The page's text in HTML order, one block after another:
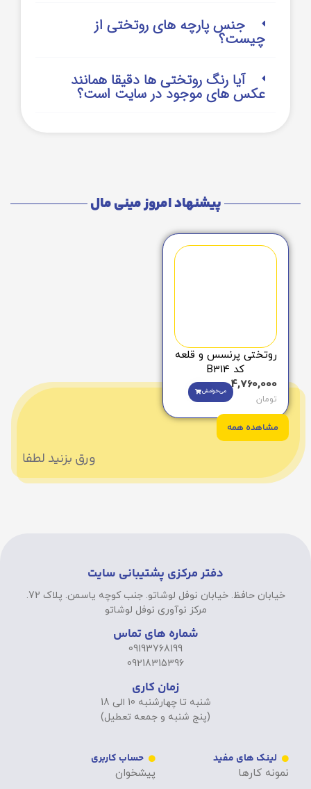
جنس پارچه های روتختی از
چیست؟
آیا رنگ روتختی ها دقیقا همانند
عکس های موجود در سایت است؟
پیشنهاد امروز مینی مال
روتختی پرنسس و قلعه
کد B314
4,760,000
تومان
می‌خوامش
مشاهده همه
ورق بزنید لطفا
دفتر مرکزی پشتیبانی سایت
خیابان حافظ. خیابان نوفل لوشاتو. جنب کوچه یاسمن. پلاک 72.
مرکز نوآوری نوفل لوشاتو
شماره های تماس
09193768199
09218315396
زمان کاری
شنبه تا چهارشنبه 10 الی 18
(پنج شنبه و جمعه تعطیل)
لینک های مفید
نمونه کارها
حساب کاربری
پیشخوان